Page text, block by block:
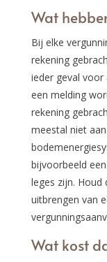
Wat
Bij elke
rekening
ieder geval
een melding
rekening
meestal niet
bijvoorbeeld
leges zijn. Houd
uitbrengen van
Wat kost